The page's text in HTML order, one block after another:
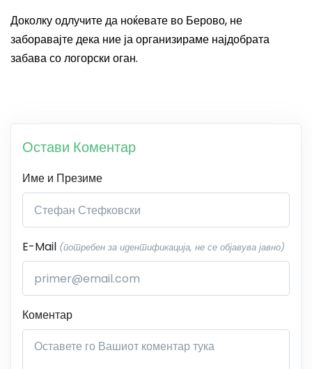
Доколку одлучите да ноќевате во Берово, не
заборавајте дека ние ја организираме најдобрата
забава со логорски оган.
Остави Коментар
Име и Презиме
E-Mail (потребен за идентификација, не се објавува јавно)
Коментар